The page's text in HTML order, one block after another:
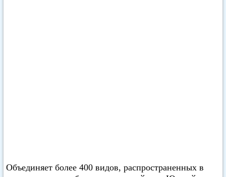
Объединяет более 400 видов, распространенных в